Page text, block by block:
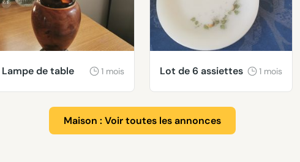
Lampe de table 1 mois Lot de 6 assiettes 1 mois
Maison : Voir toutes les annonces